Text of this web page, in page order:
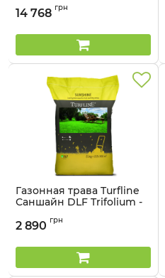
Freudenberger - 10 кг
14 768 грн
Газонная трава Turfline
Саншайн DLF Trifolium -
Артикул: 2109044
2 890 грн